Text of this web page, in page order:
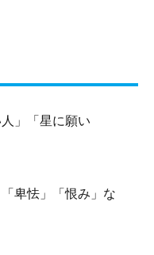
」「星に願い
卑怯」「恨み」な